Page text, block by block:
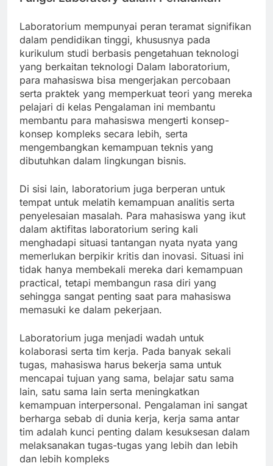
Laboratorium mempunyai peran teramat signifikan
dalam pendidikan tinggi, khususnya pada
kurikulum studi berbasis pengetahuan teknologi
yang berkaitan teknologi Dalam laboratorium,
para mahasiswa bisa mengerjakan percobaan
serta praktek yang memperkuat teori yang mereka
pelajari di kelas Pengalaman ini membantu
membantu para mahasiswa mengerti konsep-
konsep kompleks secara lebih, serta
mengembangkan kemampuan teknis yang
dibutuhkan dalam lingkungan bisnis.
Di sisi lain, laboratorium juga berperan untuk
tempat untuk melatih kemampuan analitis serta
penyelesaian masalah. Para mahasiswa yang ikut
dalam aktifitas laboratorium sering kali
menghadapi situasi tantangan nyata nyata yang
memerlukan berpikir kritis dan inovasi. Situasi ini
tidak hanya membekali mereka dari kemampuan
practical, tetapi membangun rasa diri yang
sehingga sangat penting saat para mahasiswa
memasuki ke dalam pekerjaan.
Laboratorium juga menjadi wadah untuk
kolaborasi serta tim kerja. Pada banyak sekali
tugas, mahasiswa harus bekerja sama untuk
mencapai tujuan yang sama, belajar satu sama
lain, satu sama lain serta meningkatkan
kemampuan interpersonal. Pengalaman ini sangat
berharga sebab di dunia kerja, kerja sama antar
tim adalah kunci penting dalam kesuksesan dalam
melaksanakan tugas-tugas yang lebih dan lebih
dan lebih kompleks